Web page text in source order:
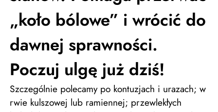
„koło bólowe” i wrócić do
dawnej sprawności.
Poczuj ulgę już dziś!
Szczególnie polecamy po kontuzjach i urazach; w
rwie kulszowej lub ramiennej; przewlekłych